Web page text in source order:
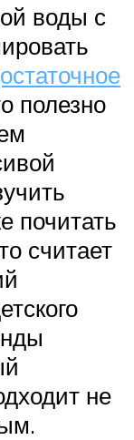
воды с
полезно
почитать
считает
не